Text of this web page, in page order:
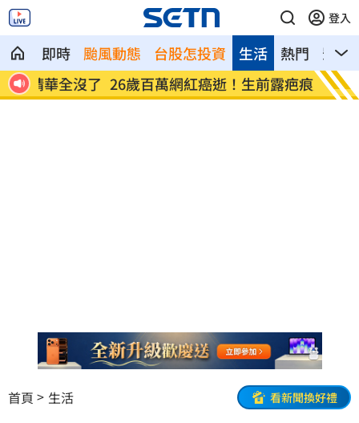
登入
即時 颱風動態 台股怎投資 熱門 影音
生活
了 26歲百萬網紅癌逝！生前露疤痕走秀看哭
網
店家
臉
首頁 生活 看新聞換好禮